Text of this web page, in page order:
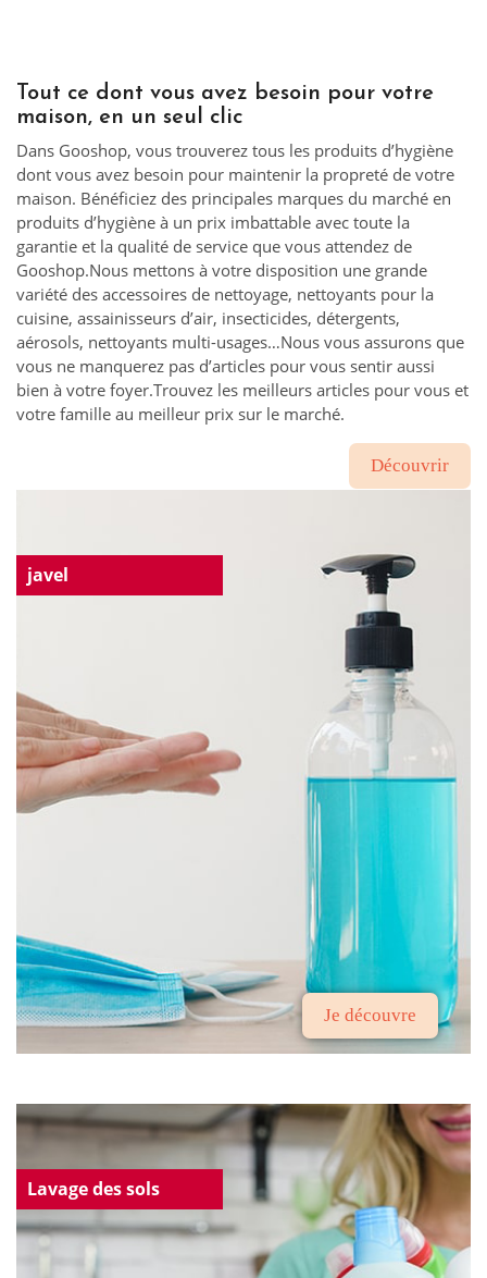
Tout ce dont vous avez besoin pour votre
maison, en un seul clic
Dans Gooshop, vous trouverez tous les produits d’hygiène
dont vous avez besoin pour maintenir la propreté de votre
maison. Bénéficiez des principales marques du marché en
produits d’hygiène à un prix imbattable avec toute la
garantie et la qualité de service que vous attendez de
Gooshop.Nous mettons à votre disposition une grande
variété des accessoires de nettoyage, nettoyants pour la
cuisine, assainisseurs d’air, insecticides, détergents,
aérosols, nettoyants multi-usages…Nous vous assurons que
vous ne manquerez pas d’articles pour vous sentir aussi
bien à votre foyer.Trouvez les meilleurs articles pour vous et
votre famille au meilleur prix sur le marché.
Découvrir
javel
Je découvre
Lavage des sols